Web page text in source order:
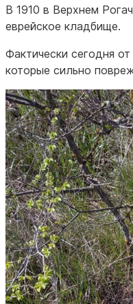
В 1910 в Верхнем
еврейское кладбище.
Фактически сегодня
которые сильно